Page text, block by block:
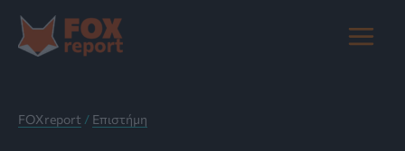
στο
περιεχόμενο
Main
FOXreport / Επιστήμη